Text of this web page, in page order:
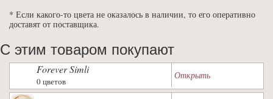
* Если какого-то цвета не оказалось в наличии, то его оперативно
доставят от поставщика.
С этим товаром покупают
Forever Simli
0 цветов
Открыть